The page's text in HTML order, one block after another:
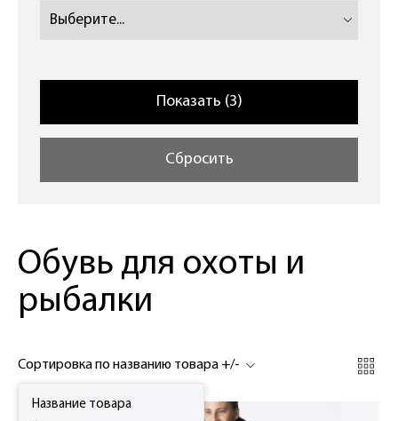
Сбросить
Обувь для охоты и
рыбалки
Сортировка по названию товара +/-
Название товара